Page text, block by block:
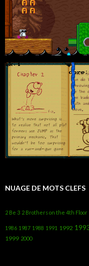
NUAGE DE MOTS CLEFS
2 Be 3 2 Brothers on the 4th Floor
1986 1987 1988 1991 1992
1999 2000